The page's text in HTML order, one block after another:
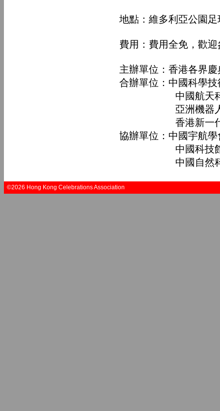
地點：維多利亞公園足
費用：費用全免，歡
主辦單位：香港各界
合辦單位：中國科學技
中國航天科技
亞洲機器人
香港新一代
協辦單位：中國宇航學
中國科技
中國自然科學
©2026 Hong Kong Celebrations Association